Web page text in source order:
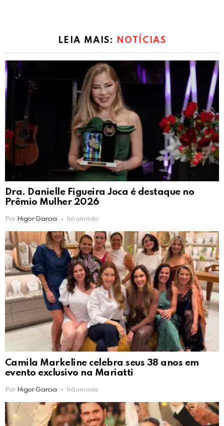
LEIA MAIS: NOTÍCIAS
Dra. Danielle Figueira Joca é destaque no
Prêmio Mulher 2026
Por Higor Garcia há um mês
Camila Markeline celebra seus 38 anos em
evento exclusivo na Mariatti
Por Higor Garcia há um mês